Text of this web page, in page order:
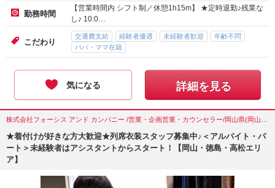
勤務時間
【営業時間内 シフト制／休憩1h15m】 ★定時退勤♪残業な
し♪ 10:0…
こだわり
交通費支給 経験者優遇 未経験者歓迎
年齢不問
パパ・ママ在籍
気になる 詳細を見る
★着付けが好きな方大歓迎★列席衣装スタッフ募集中♪＜アルバイト・パ
ート＞未経験者はアシスタントからスタート！【岡山・徳島・高松エリ
ア】